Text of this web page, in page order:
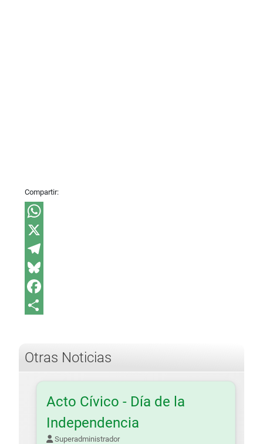
Compartir:
WhatsApp
X
Telegram
Bluesky
Facebook
Otras Noticias
Acto Cívico - Día de la
Independencia
Superadministrador